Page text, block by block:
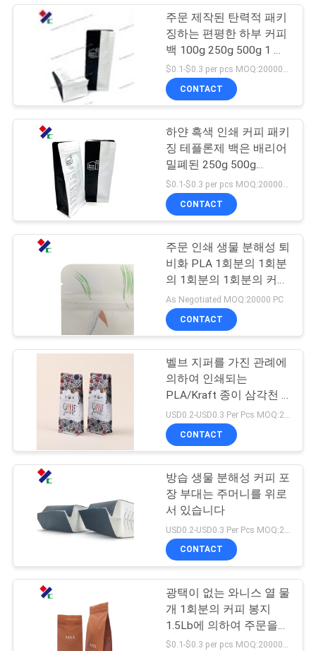
관
락
을
요
요
식품 포장 필름 롤
72
지퍼 주머니를 위로
서 있으십시오
83
통렬한 반박 주머니
포장
21
KRAFT 종이 주머니
18
주문 제작된 탄력적 패키
징하는 편평한 하부 커피
백 100g 250g 500g 1 킬
로그램
$0.1-$0.3 per pcs MOQ:20000 PC
CONTACT
하얀 흑색 인쇄 커피 패키
징 테플론제 백은 배리어
밀폐된 250g 500g
1000g를 좌절시킵니다 $0.1-$0.3 per pcs MOQ:20000 PC
CONTACT
주문 인쇄 생물 분해성 퇴
비화 PLA 1회분의 1회분
의 1회분의 1회분의 커피
봉지가 크래프트 종이 포
장 주머니를 위로 서 있습
니다
As Negotiated MOQ:20000 PC
CONTACT
벨브 지퍼를 가진 관례에
의하여 인쇄되는
PLA/Kraft 종이 삼각천 1
회분의 커피 봉지
CONTACT
방습 생물 분해성 커피 포
장 부대는 주머니를 위로
서 있습니다
CONTACT
광택이 없는 와니스 열 물
개 1회분의 커피 봉지
1.5Lb에 의하여 주문을
받아서 만들어지는 로고$0.1-$0.3 per pcs MOQ:20000 PC